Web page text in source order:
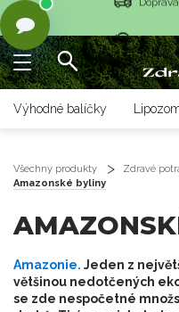
Výhodné balíčky
Všechny produkty Zdravé
Amazonské byliny
Amazonie. Jeden z
většinou nedotčených
se zde nespočetné